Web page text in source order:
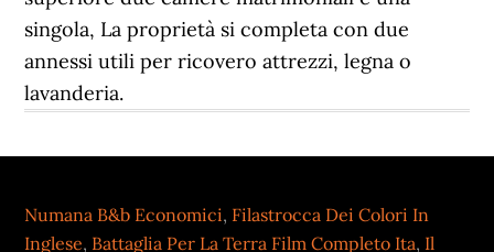
Numana B&b Economici, Filastrocca Dei Colori In
Inglese, Battaglia Per La Terra Film Completo Ita, Il